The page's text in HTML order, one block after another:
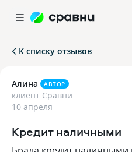
К списку отзывов
Алина АВТОР
клиент Сравни
10 апреля
Кредит наличными